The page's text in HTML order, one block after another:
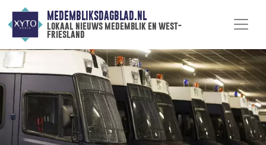
MEDEMBLIKSDAGBLAD.NL
lokaal nieuws medemblik en west-
friesland